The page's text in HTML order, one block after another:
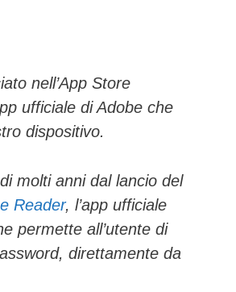
nell’App Store
ufficiale di Adobe che
dispositivo.
molti anni dal lancio del
Reader, l’app ufficiale
permette all’utente di
direttamente da